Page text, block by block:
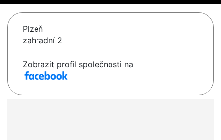
Plzeň
zahradní 2
Zobrazit profil společnosti na